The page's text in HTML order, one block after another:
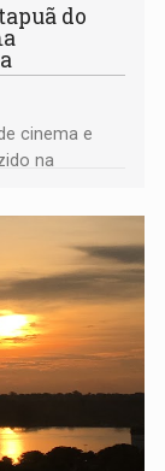
do
cinema e
na